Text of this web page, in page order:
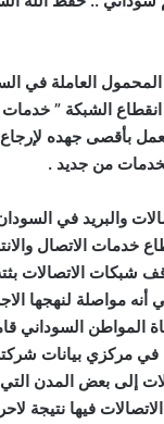
العاملة في
الشبكة ” خدمات
تعمل بأقصى جهده
من جديد .
والبريد في
خدمات الاتصال
شبكات الاتصالات بثته
أنه مواصلة لنهجها
المواطن السوداني
إلى بعض المدن
فيها نتيجة